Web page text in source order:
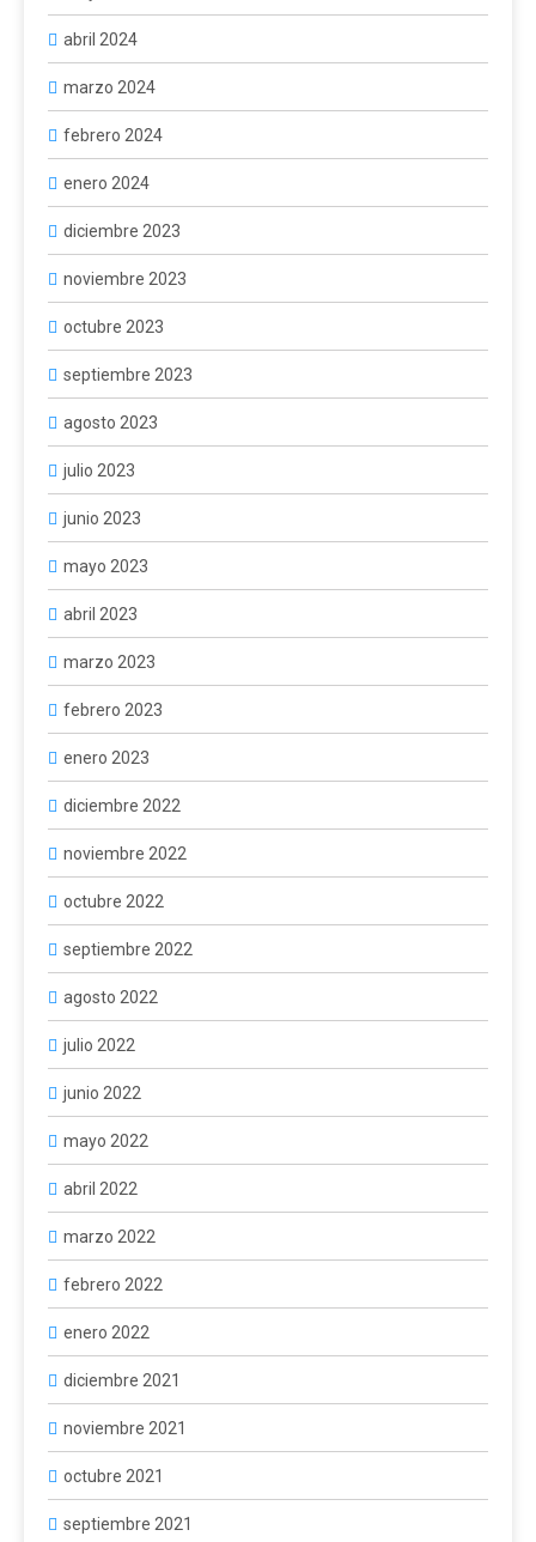
abril 2024
marzo 2024
febrero 2024
enero 2024
diciembre 2023
noviembre 2023
octubre 2023
septiembre 2023
agosto 2023
julio 2023
junio 2023
mayo 2023
abril 2023
marzo 2023
febrero 2023
enero 2023
diciembre 2022
noviembre 2022
octubre 2022
septiembre 2022
agosto 2022
julio 2022
junio 2022
mayo 2022
abril 2022
marzo 2022
febrero 2022
enero 2022
diciembre 2021
noviembre 2021
octubre 2021
septiembre 2021